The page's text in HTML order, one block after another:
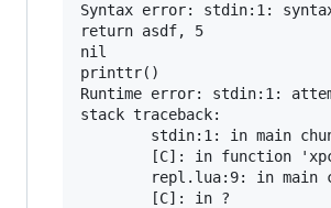
Syntax error: stdin:1:
return asdf, 5
nil
printtr()
Runtime error: stdin:1:
stack traceback:
stdin:1: in main
[C]: in function
repl.lua:9: in main
        [C]: in ?